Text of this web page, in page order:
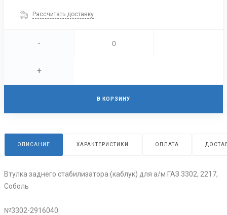
Рассчитать доставку
-
+
В КОРЗИНУ
ОПИСАНИЕ ХАРАКТЕРИСТИКИ ОПЛАТА
Втулка заднего стабилизатора (каблук) для а/м ГАЗ 3302, 2217,
Соболь
№3302-2916040